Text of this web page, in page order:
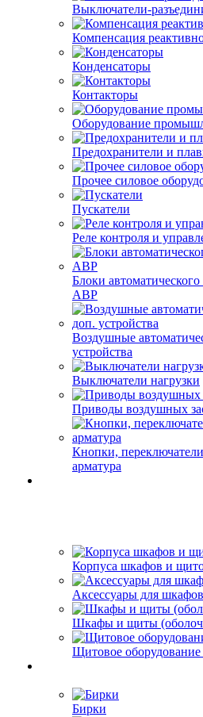
Выключатели-
Компенсация
Конденсаторы
Контакторы
Оборудование
Предохранители и
Прочее силовое
Пускатели
Реле контроля и
Блоки
АВР
Воздушные
устройства
Выключатели нагрузки
Приводы воздушных
Кнопки,
арматура
Корпуса шкафов и
Аксессуары для шкафов
Шкафы и щиты
Щитовое оборудование
Бирки